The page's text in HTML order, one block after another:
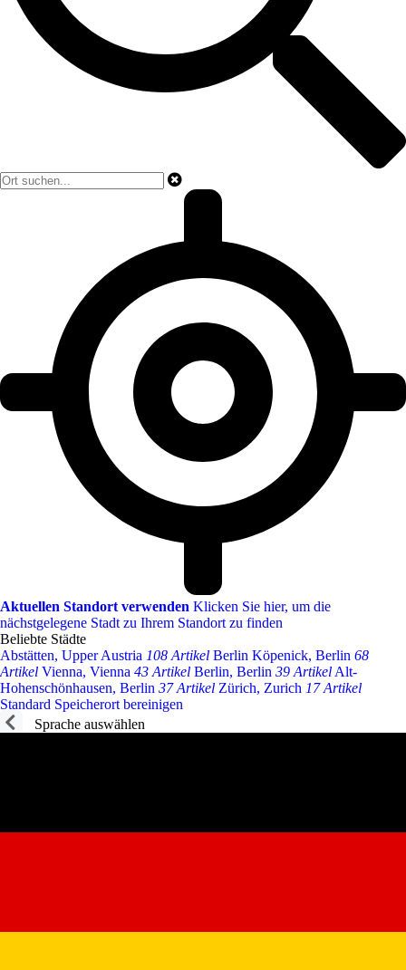
Aktuellen Standort verwenden Klicken Sie hier, um die
nächstgelegene Stadt zu Ihrem Standort zu finden
Beliebte Städte
Abstätten, Upper Austria 108 Artikel Berlin Köpenick, Berlin 68
Artikel Vienna, Vienna 43 Artikel Berlin, Berlin 39 Artikel Alt-
Hohenschönhausen, Berlin 37 Artikel Zürich, Zurich 17 Artikel
Standard Speicherort bereinigen
Sprache auswählen